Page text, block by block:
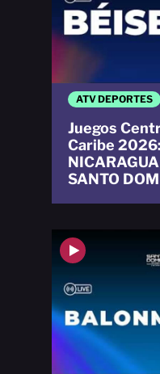
ATV DEPORTES
Juegos
Caribe
SANTO